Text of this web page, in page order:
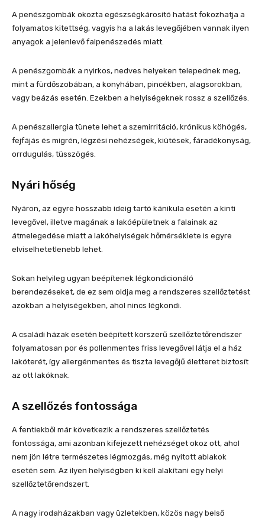
A penészgombák okozta egészségkárosító hatást fokozhatja a
folyamatos kitettség, vagyis ha a lakás levegőjében vannak ilyen
anyagok a jelenlevő falpenészedés miatt.
A penészgombák a nyirkos, nedves helyeken telepednek meg,
mint a fürdőszobában, a konyhában, pincékben, alagsorokban,
vagy beázás esetén. Ezekben a helyiségeknek rossz a szellőzés.
A penészallergia tünete lehet a szemirritáció, krónikus köhögés,
fejfájás és migrén, légzési nehézségek, kiütések, fáradékonyság,
orrdugulás, tüsszögés.
Nyári hőség
Nyáron, az egyre hosszabb ideig tartó kánikula esetén a kinti
levegővel, illetve magának a lakóépületnek a falainak az
átmelegedése miatt a lakóhelyiségek hőmérséklete is egyre
elviselhetetlenebb lehet.
Sokan helyileg ugyan beépítenek légkondicionáló
berendezéseket, de ez sem oldja meg a rendszeres szellőztetést
azokban a helyiségekben, ahol nincs légkondi.
A családi házak esetén beépített korszerű szellőztetőrendszer
folyamatosan por és pollenmentes friss levegővel látja el a ház
lakóterét, így allergénmentes és tiszta levegőjű életteret biztosít
az ott lakóknak.
A szellőzés fontossága
A fentiekből már következik a rendszeres szellőztetés
fontossága, ami azonban kifejezett nehézséget okoz ott, ahol
nem jön létre természetes légmozgás, még nyitott ablakok
esetén sem. Az ilyen helyiségben ki kell alakítani egy helyi
szellőztetőrendszert.
A nagy irodaházakban vagy üzletekben, közös nagy belső